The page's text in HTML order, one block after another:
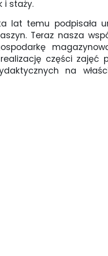
i staży.
lat temu podpisała
Teraz nasza
części zajęć
na